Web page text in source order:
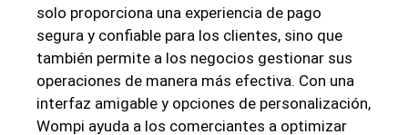
solo proporciona una experiencia de pago
segura y confiable para los clientes, sino que
también permite a los negocios gestionar sus
operaciones de manera más efectiva. Con una
interfaz amigable y opciones de personalización,
Wompi ayuda a los comerciantes a optimizar